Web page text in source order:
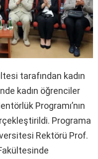
tarafından kadın
kadın öğrenciler
Programı’nın
Programa
Rektörü Prof.